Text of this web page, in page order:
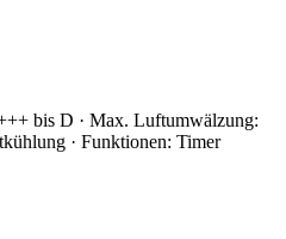
bis D · Max. Luftumwälzung:
· Funktionen: Timer